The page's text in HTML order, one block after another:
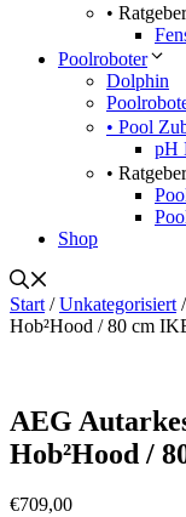
•
Poolroboter
Dolphin
• Pool
pH
•
Shop
Start /Unkategorisiert
Hob²Hood / 80 cm
AEG
Hob²Hood /
€709,00